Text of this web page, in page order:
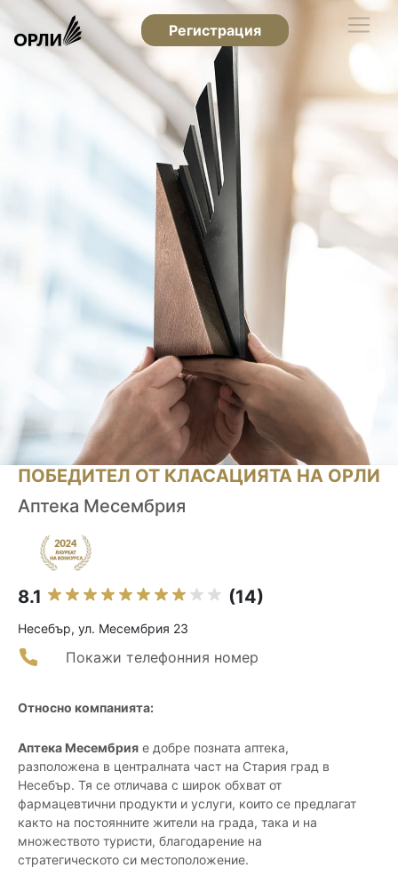
Регистрация
ПОБЕДИТЕЛ ОТ КЛАСАЦИЯТА НА ОРЛИ
Аптека Месембрия
8.1 (14)
Несебър, ул. Месембрия 23
Покажи телефонния номер
Относно компанията:
Аптека Месембрия е добре позната аптека,
разположена в централната част на Стария град в
Несебър. Тя се отличава с широк обхват от
фармацевтични продукти и услуги, които се предлагат
както на постоянните жители на града, така и на
множеството туристи, благодарение на
стратегическото си местоположение.